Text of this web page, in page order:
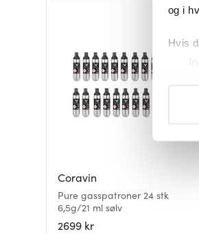
og i
Hvis
Du
dem,
Coravin
Pure gasspatroner 24 stk
6,5g/21 ml sølv
2699 kr